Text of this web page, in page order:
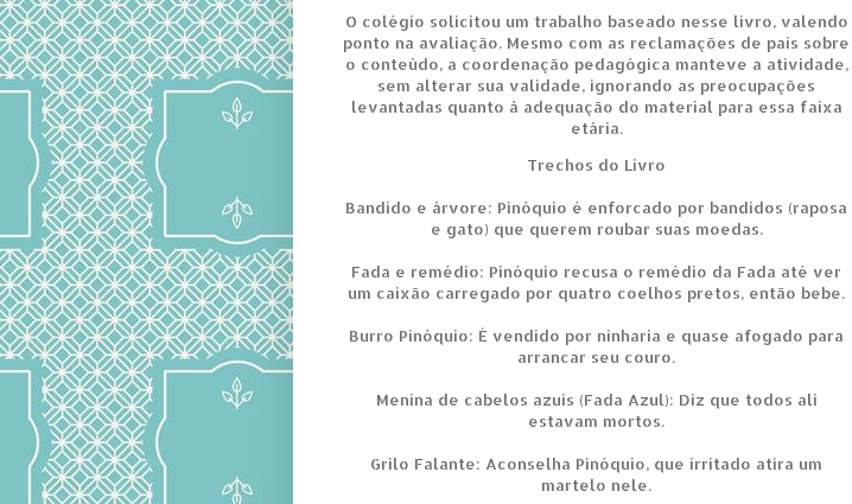
O colégio solicitou um trabalho baseado nesse livro, valendo
ponto na avaliação. Mesmo com as reclamações de pais sobre
o conteúdo, a coordenação pedagógica manteve a atividade,
sem alterar sua validade, ignorando as preocupações
levantadas quanto à adequação do material para essa faixa
etária.
Trechos do Livro
Bandido e árvore: Pinóquio é enforcado por bandidos (raposa
e gato) que querem roubar suas moedas.
Fada e remédio: Pinóquio recusa o remédio da Fada até ver
um caixão carregado por quatro coelhos pretos, então bebe.
Burro Pinóquio: É vendido por ninharia e quase afogado para
arrancar seu couro.
Menina de cabelos azuis (Fada Azul): Diz que todos ali
estavam mortos.
Grilo Falante: Aconselha Pinóquio, que irritado atira um
martelo nele.